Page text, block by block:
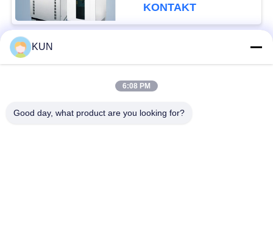
KONTAKT
KUN
6:08 PM
Good day, what product are you looking for?